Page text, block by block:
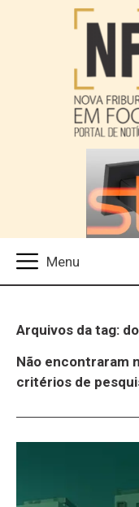
Arquivos da tag:
Não encontraram
critérios de